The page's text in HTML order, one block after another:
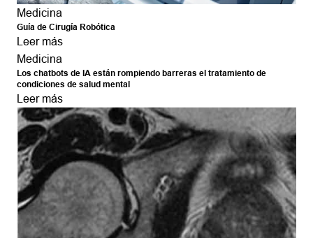
Medicina
Guía de Cirugía Robótica
Leer más
Medicina
Los chatbots de IA están rompiendo barreras el tratamiento de
condiciones de salud mental
Leer más